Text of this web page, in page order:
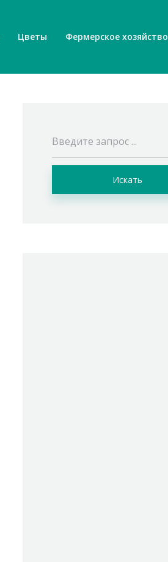
Цветы Фермерское хозяйство
Искать